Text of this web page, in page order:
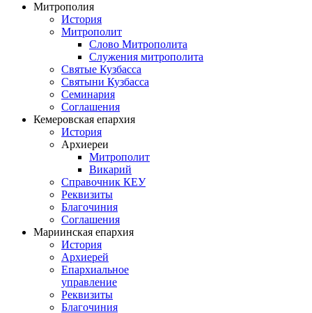
Митрополия
История
Митрополит
Слово Митрополита
Служения митрополита
Святые Кузбасса
Святыни Кузбасса
Семинария
Соглашения
Кемеровская епархия
История
Архиереи
Митрополит
Викарий
Справочник КЕУ
Реквизиты
Благочиния
Соглашения
Мариинская епархия
История
Архиерей
Епархиальное
управление
Реквизиты
Благочиния